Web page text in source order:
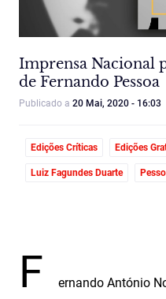
Imprensa Nacional
de Fernando Pessoa
Publicado a 20 Mai, 2020 - 16:03
Edições Críticas Edições
Luiz Fagundes Duarte
F ernando António